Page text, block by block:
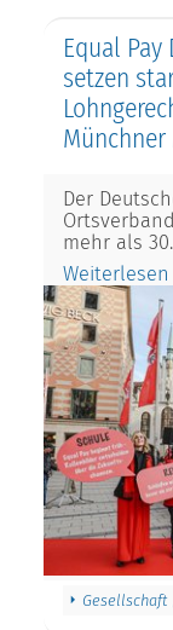
Equal Pay
setzen
Der
mehr als
Weiterlesen